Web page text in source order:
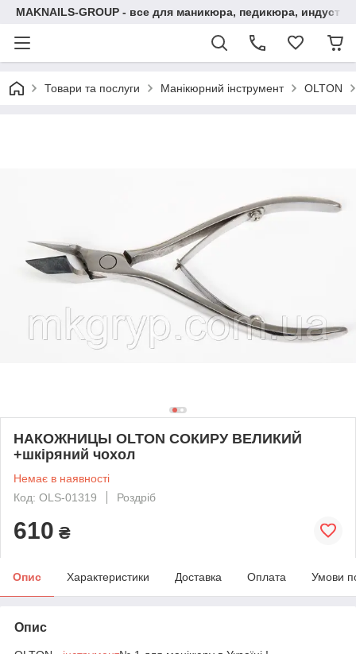
MAKNAILS-GROUP - все для маникюра, педикюра,
Товари та послуги Манікюрний інструмент OLTON
НАКОЖНИЦЫ OLTON СОКИРУ ВЕЛИКИЙ
+шкіряний чохол
Немає в наявності
Код: OLS-01319
Роздріб
610 ₴
Опис Характеристики Доставка Оплата Умови
Опис